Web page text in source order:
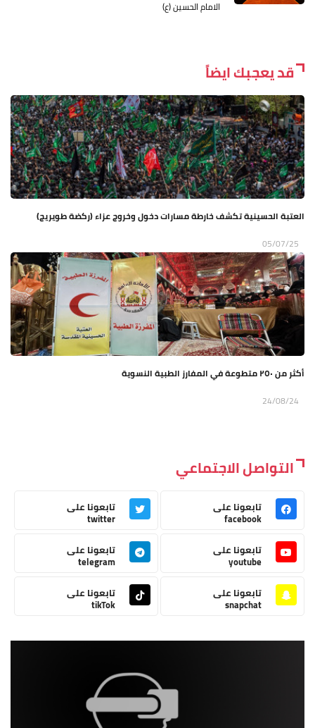
الامام الحسين (ع)
قد يعجبك ايضاً
العتبة الحسينية تكشف خارطة مسارات دخول وخروج عزاء (ركضة طويريج)
05/07/25
أكثر من ٢٥٠ متطوعة في المفارز الطبية النسوية
24/08/24
التواصل الاجتماعي
تابعونا على
facebook
تابعونا على
twitter
تابعونا على
youtube
تابعونا على
telegram
تابعونا على
snapchat
تابعونا على
tikTok